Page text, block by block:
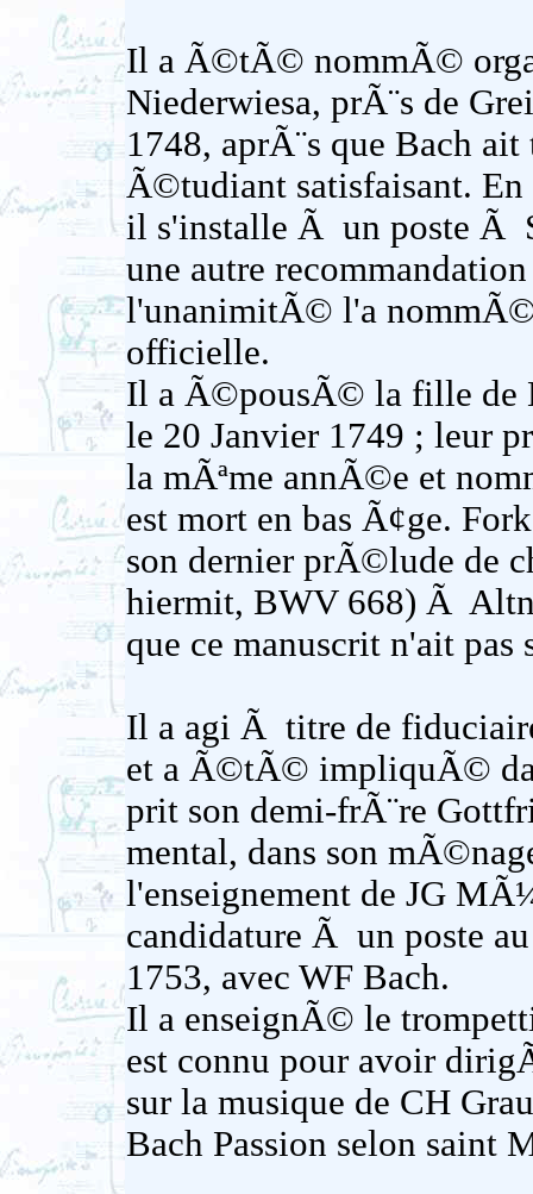
Il a Ã©tÃ© nommÃ©
Niederwiesa, prÃ¨s de
1748, aprÃ¨s que Bach
Ã©tudiant satisfaisant. En
il s'installe Ã un poste Ã
une autre
l'unanimitÃ© l'a nommÃ©
officielle.
Il a Ã©pousÃ© la fille de
le 20 Janvier 1749 ; leur
la mÃªme annÃ©e et
est mort en bas Ã¢ge.
son dernier prÃ©lude de
hiermit, BWV 668) Ã
que ce manuscrit n'ait
Il a agi Ã titre de
et a Ã©tÃ© impliquÃ©
prit son demi-frÃ¨re
mental, dans son
l'enseignement de JG
candidature Ã un poste
1753, avec WF Bach.
Il a enseignÃ© le
est connu pour avoir
sur la musique de CH
Bach Passion selon saint